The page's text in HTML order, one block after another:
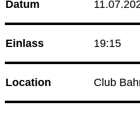
Datum
Einlass 19:15
Location Club